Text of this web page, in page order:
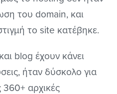
του domain, και
το site κατέβηκε.
blog έχουν κάνει
ήταν δύσκολο για
360+ αρχικές